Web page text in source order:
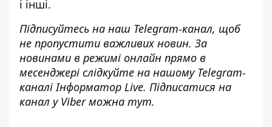
і інші.
Підписуйтесь на наш Telegram-канал, щоб
не пропустити важливих новин. За
новинами в режимі онлайн прямо в
месенджері слідкуйте на нашому Telegram-
каналіІнформатор Live. Підписатися на
канал у Viber можна тут.